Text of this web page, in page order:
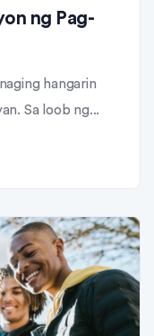
ng Pag-
hangarin
Sa loob ng...